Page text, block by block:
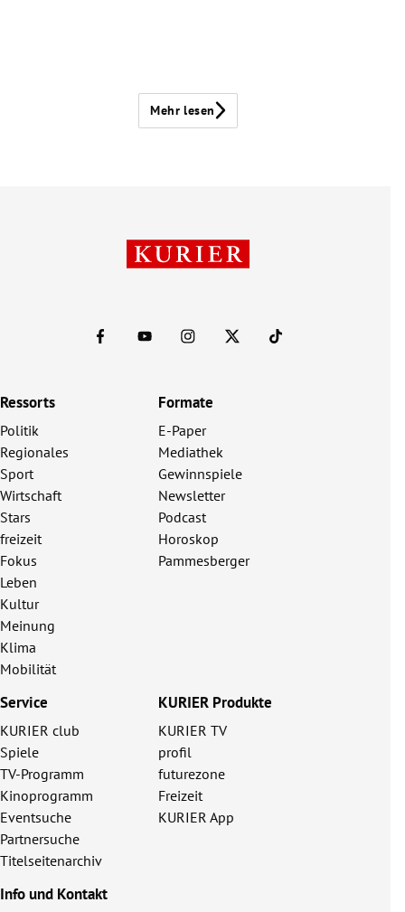
Mehr lesen
Ressorts
Politik
Regionales
Sport
Wirtschaft
Stars
freizeit
Fokus
Leben
Kultur
Meinung
Klima
Mobilität
Formate
E-Paper
Mediathek
Gewinnspiele
Newsletter
Podcast
Horoskop
Pammesberger
Service
KURIER club
Spiele
TV-Programm
Kinoprogramm
Eventsuche
Partnersuche
Titelseitenarchiv
KURIER Produkte
KURIER TV
profil
futurezone
Freizeit
KURIER App
Info und Kontakt